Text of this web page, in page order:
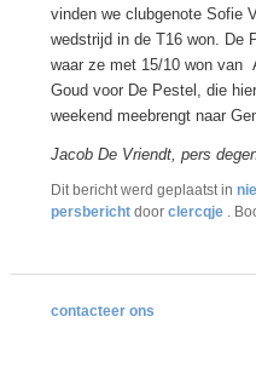
vinden we clubgenote Sofie
wedstrijd in de T16 won. De
waar ze met 15/10 won van
Goud voor De Pestel, die
weekend meebrengt naar
Jacob De Vriendt, pers
Dit bericht werd geplaatst in
persberichtdoor clercqje .
contacteer ons